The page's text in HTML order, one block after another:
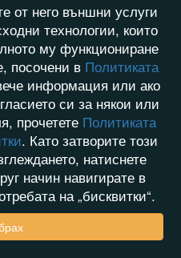
от него външни услуги
технологии, които
му функциониране
посочени в Политиката
информация или ако
си за някои или
прочетете Политиката
. Като затворите този
натиснете
начин навигирате в
на „бисквитки“.